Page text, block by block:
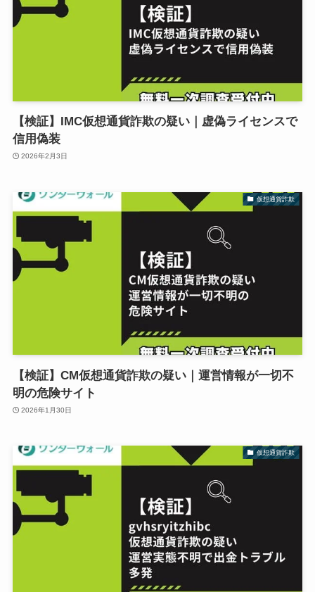
【検証】IMC仮想通貨詐欺の疑い｜虚偽ライセンスで
信用偽装
2026年2月3日
仮想通貨詐欺
【検証】CM仮想通貨詐欺の疑い｜運営情報が一切不
明の危険サイト
2026年1月30日
仮想通貨詐欺